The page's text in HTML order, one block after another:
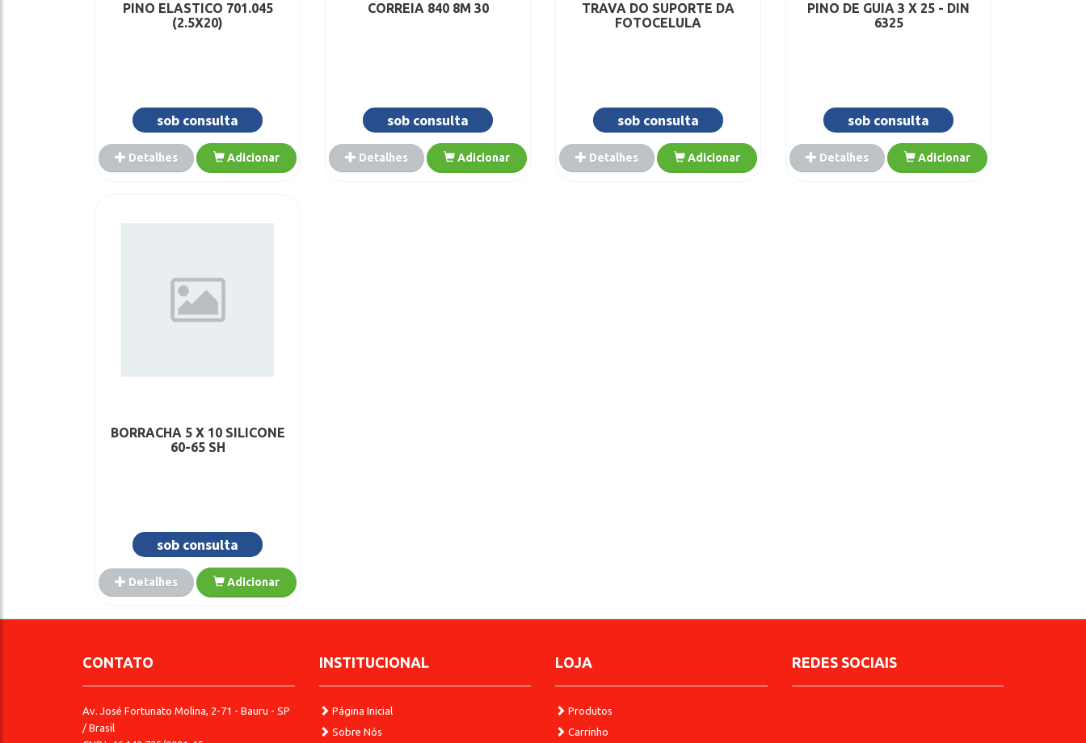
PINO ELASTICO 701.045
(2.5X20)
sob consulta
Detalhes Adicionar
CORREIA 840 8M 30
sob consulta
Detalhes Adicionar
TRAVA DO SUPORTE DA
FOTOCELULA
sob consulta
Detalhes Adicionar
PINO DE GUIA 3 X 25 - DIN
6325
sob consulta
Detalhes Adicionar
BORRACHA 5 X 10 SILICONE
60-65 SH
sob consulta
Detalhes Adicionar
CONTATO
Av. José Fortunato Molina, 2-71 - Bauru - SP
/ Brasil
INSTITUCIONAL
Página Inicial
Sobre Nós
LOJA
Produtos
Carrinho
REDES SOCIAIS